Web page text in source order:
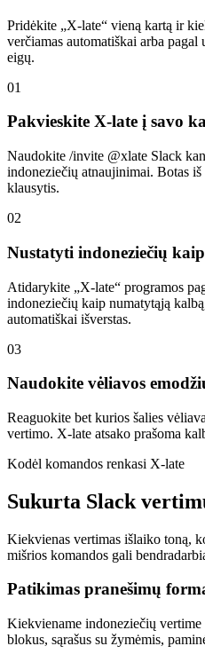
Pridėkite „X-late“ vieną kartą ir
verčiamas automatiškai arba
eigų.
01
Pakvieskite X-late į savo
Naudokite /invite @xlate Slack
indoneziečių atnaujinimai. Botas
klausytis.
02
Nustatyti indoneziečių
Atidarykite „X-late“ programos
indoneziečių kaip numatytąją
automatiškai išverstas.
03
Naudokite vėliavos
Reaguokite bet kurios šalies
vertimo. X-late atsako prašoma
Kodėl komandos renkasi X-late
Sukurta Slack
Kiekvienas vertimas išlaiko toną,
mišrios komandos gali
Patikimas pranešimų
Kiekviename indoneziečių
blokus, sąrašus su žymėmis,